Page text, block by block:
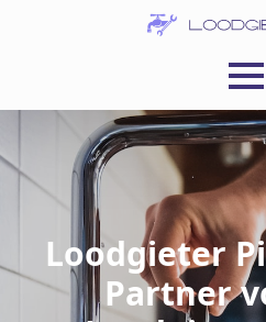
Loodgieter
Partner